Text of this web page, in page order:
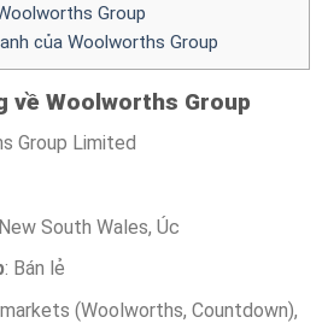
Group
của Woolworths Group
về Woolworths Group
Group Limited
South Wales, Úc
: Bán lẻ
(Woolworths, Countdown),